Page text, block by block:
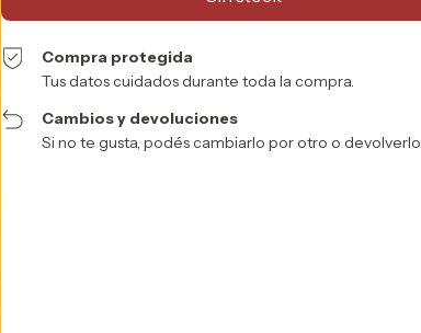
Compra protegida
Tus datos cuidados durante toda la compra.
Cambios y devoluciones
Si no te gusta, podés cambiarlo por otro o devolverlo.